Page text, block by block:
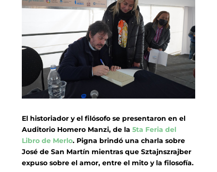
El historiador y el filósofo se presentaron en el
Auditorio Homero Manzi, de la 5ta Feria del
Libro de Merlo. Pigna brindó una charla sobre
José de San Martín mientras que Sztajnszrajber
expuso sobre el amor, entre el mito y la filosofía.